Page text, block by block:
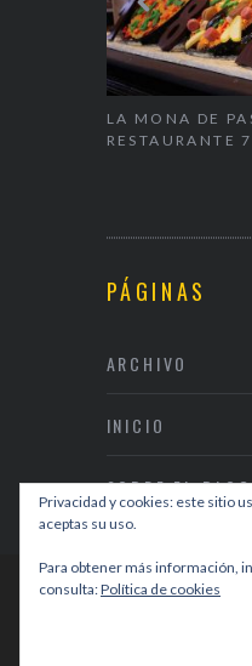
LA MONA DE
RESTAURANTE
PÁGINAS
ARCHIVO
INICIO
SOBRE EL BLOG
Privacidad y cookies: este sitio
aceptas su uso.
Para obtener más información,
consulta:Política de cookies